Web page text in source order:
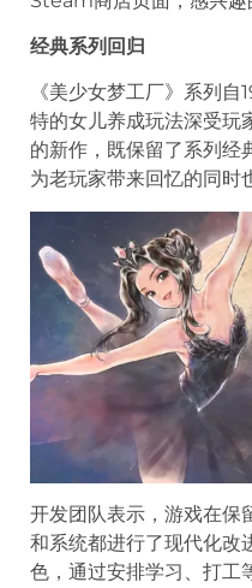
经典系列回归
《美少女梦工厂》系列
特的女儿养成玩法深受玩
的新作，既保留了系列经
为老玩家带来回忆的同时
开发团队表示，游戏在保
和系统都进行了现代化改
色，通过安排学习、打工